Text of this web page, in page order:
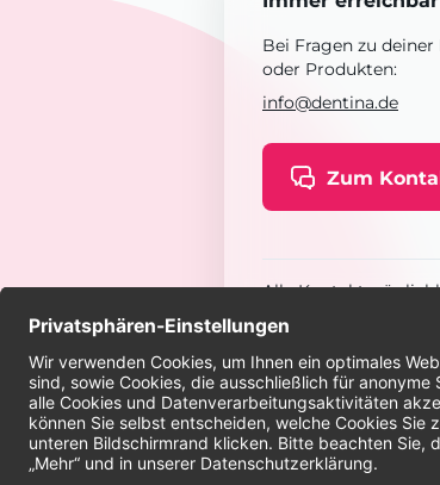
Bei Fragen zu
oder Produkten:
info@dentina.de
Zum
Alle